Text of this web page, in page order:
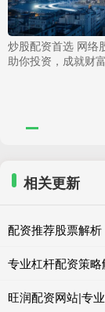
炒股配资首选 网络
助你投资，成就财
相关更新
配资推荐股票解
专业杠杆配资策略
旺润配资网站|专